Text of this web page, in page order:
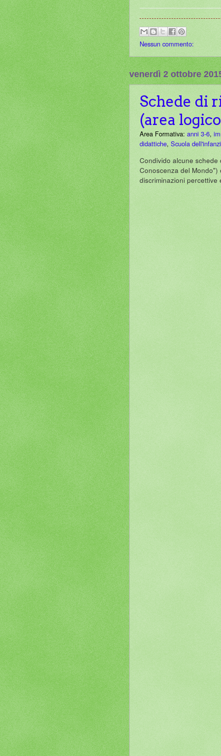
Nessun commento:
venerdì 2 ottobre
Schede di
(area
Area Formativa: anni 3-6,
didattiche, Scuola
Condivido alcune
Conoscenza del
discriminazioni